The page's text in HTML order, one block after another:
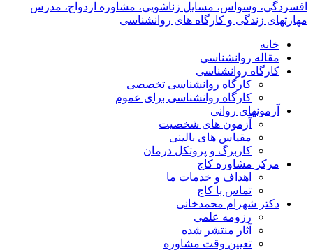
افسردگی، وسواس، مسایل زناشویی، مشاوره ازدواج، مدرس
مهارتهای زندگی و کارگاه های روانشناسی
خانه
مقاله روانشناسی
کارگاه روانشناسی
کارگاه روانشناسی تخصصی
کارگاه روانشناسی برای عموم
آزمونهای روانی
آزمون های شخصیت
مقیاس های بالینی
کاربرگ و پروتکل درمان
مرکز مشاوره کاج
اهداف و خدمات ما
تماس با کاج
دکتر شهرام محمدخانی
رزومه علمی
آثار منتشر شده
تعیین وقت مشاوره